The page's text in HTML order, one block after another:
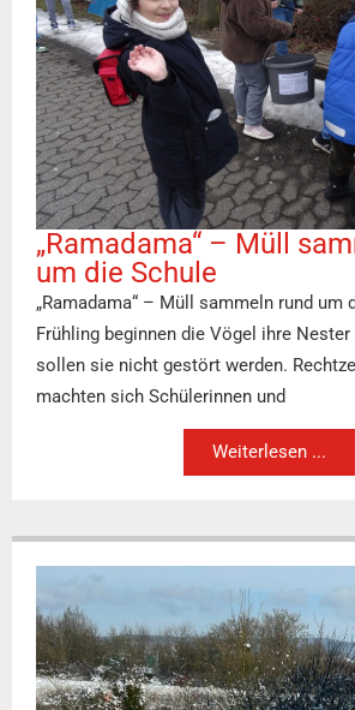
„Ramadama“ – Müll
um die Schule
„Ramadama“ – Müll sammeln rund
Frühling beginnen die Vögel ihre Nester
sollen sie nicht gestört werden.
machten sich Schülerinnen und
Weiterlesen ...